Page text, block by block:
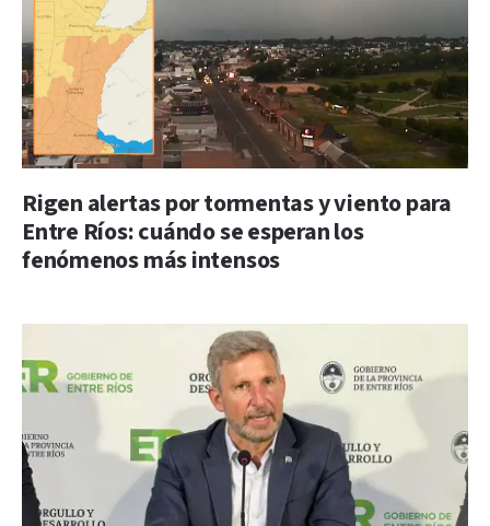
Rigen alertas por tormentas y viento para
Entre Ríos: cuándo se esperan los
fenómenos más intensos